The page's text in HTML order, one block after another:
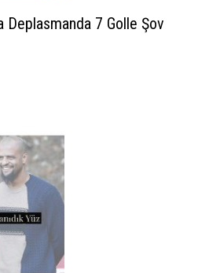
Deplasmanda 7 Golle Şov